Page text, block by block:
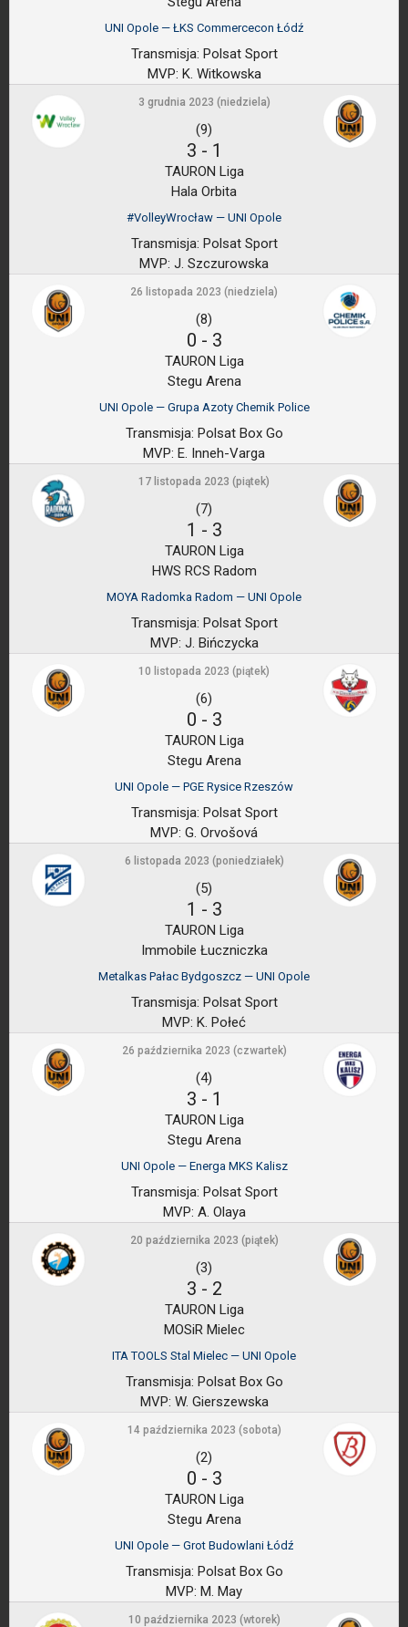
UNI Opole — ŁKS Commercecon Łódź
Transmisja: Polsat Sport
MVP: K. Witkowska
3 grudnia 2023 (niedziela)
(9)
3 - 1
TAURON Liga
Hala Orbita
#VolleyWrocław — UNI Opole
Transmisja: Polsat Sport
MVP: J. Szczurowska
26 listopada 2023 (niedziela)
(8)
0 - 3
TAURON Liga
Stegu Arena
UNI Opole — Grupa Azoty Chemik Police
Transmisja: Polsat Box Go
MVP: E. Inneh-Varga
17 listopada 2023 (piątek)
(7)
1 - 3
TAURON Liga
HWS RCS Radom
MOYA Radomka Radom — UNI Opole
Transmisja: Polsat Sport
MVP: J. Bińczycka
10 listopada 2023 (piątek)
(6)
0 - 3
TAURON Liga
Stegu Arena
UNI Opole — PGE Rysice Rzeszów
Transmisja: Polsat Sport
MVP: G. Orvošová
6 listopada 2023 (poniedziałek)
(5)
1 - 3
TAURON Liga
Immobile Łuczniczka
Metalkas Pałac Bydgoszcz — UNI Opole
Transmisja: Polsat Sport
MVP: K. Połeć
26 października 2023 (czwartek)
(4)
3 - 1
TAURON Liga
Stegu Arena
UNI Opole — Energa MKS Kalisz
Transmisja: Polsat Sport
MVP: A. Olaya
20 października 2023 (piątek)
(3)
3 - 2
TAURON Liga
MOSiR Mielec
ITA TOOLS Stal Mielec — UNI Opole
Transmisja: Polsat Box Go
MVP: W. Gierszewska
14 października 2023 (sobota)
(2)
0 - 3
TAURON Liga
Stegu Arena
UNI Opole — Grot Budowlani Łódź
Transmisja: Polsat Box Go
MVP: M. May
10 października 2023 (wtorek)